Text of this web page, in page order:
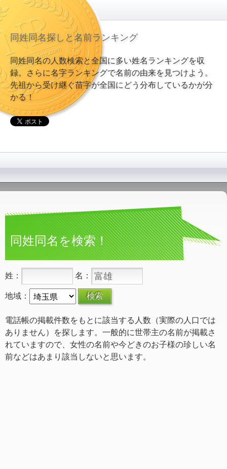
同姓同名探しと名前ランキング
同姓同名の人数検索と全国に多い姓名ランキングを収
録。さらに名字ランキングで名前の由来を見つけよう。
先祖から受け継ぐ苗字が全国にどう分布しているかが分
かる！
同姓同名を検索！
姓： 名：
地域：
電話帳の掲載件数をもとに該当する人数（実際の人口では
ありません）を探します。一般的に世帯主の名前が掲載さ
れていますので、女性の名前や今どきのお子様の珍しい名
前などはあまり該当しないと思います。